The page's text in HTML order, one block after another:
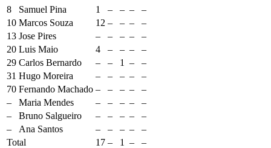
8
Samuel Pina 1 – – –
–
10 Marcos Souza 12 – – –
–
13 Jose Pires – – – –
–
20 Luis Maio 4 – – –
–
29 Carlos Bernardo – – 1 –
–
31 Hugo Moreira – – – –
–
70 Fernando Machado – – – –
–
–
Maria Mendes – – – –
–
–
Bruno Salgueiro – – – –
–
–
Ana Santos – – – –
–
Total
17 – 1 – –